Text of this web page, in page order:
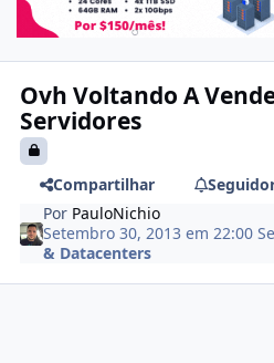
Ovh Voltando A
Servidores
Compartilhar
Por PauloNichio
Setembro 30, 2013 em 22:00
& Datacenters